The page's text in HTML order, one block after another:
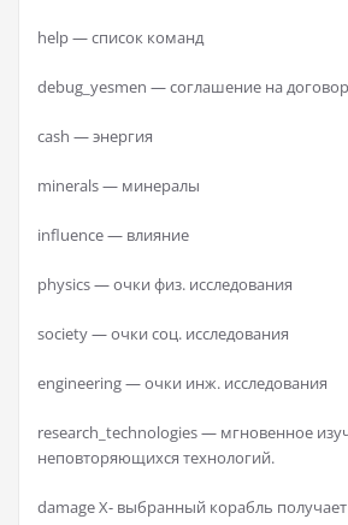
help — список команд
debug_yesmen — соглашение на
cash — энергия
minerals — минералы
influence — влияние
physics — очки физ. исследования
society — очки соц. исследования
engineering — очки инж. исследования
research_technologies — мгновенное
неповторяющихся технологий.
damage X- выбранный корабль